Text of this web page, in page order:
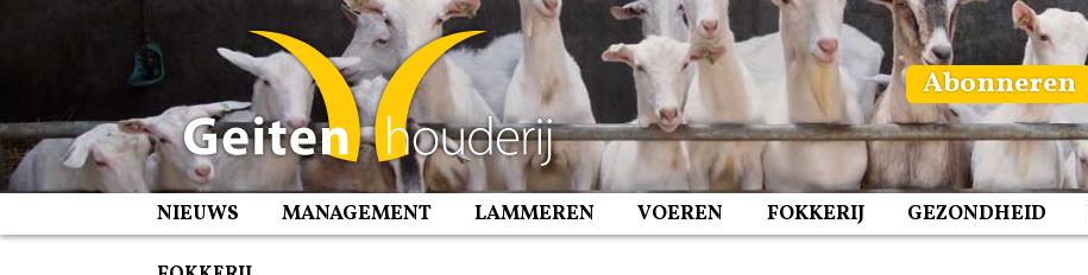
Abonneren
NIEUWS MANAGEMENT LAMMEREN VOEREN FOKKERIJ GEZONDHEID